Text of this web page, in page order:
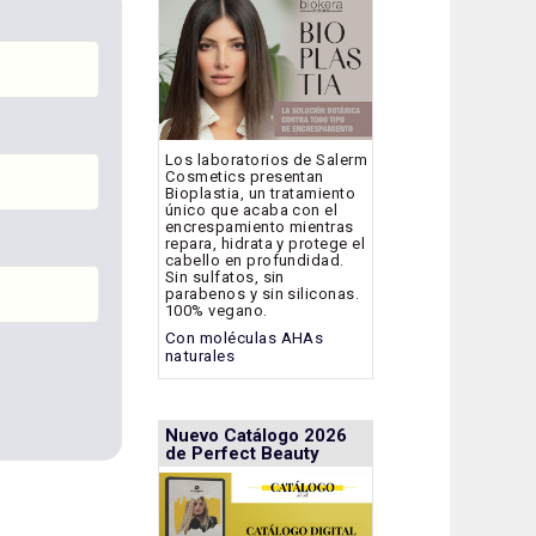
Los laboratorios de Salerm
Cosmetics presentan
Bioplastia, un tratamiento
único que acaba con el
encrespamiento mientras
repara, hidrata y protege el
cabello en profundidad.
Sin sulfatos, sin
parabenos y sin siliconas.
100% vegano.
Con moléculas AHAs
naturales
Nuevo Catálogo 2026
de Perfect Beauty